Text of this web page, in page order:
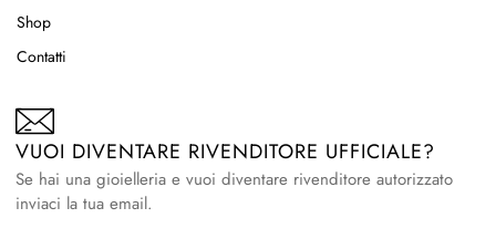
Shop
Contatti
VUOI DIVENTARE RIVENDITORE UFFICIALE?
Se hai una gioielleria e vuoi diventare rivenditore autorizzato
inviaci la tua email.